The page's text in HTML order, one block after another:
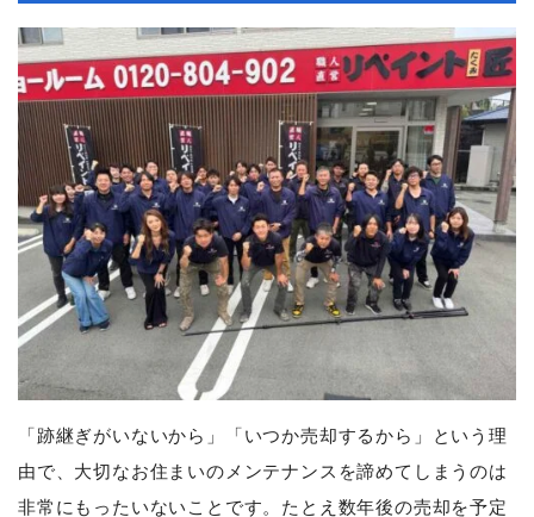
「跡継ぎがいないから」「いつか売却するから」という理
由で、大切なお住まいのメンテナンスを諦めてしまうのは
非常にもったいないことです。たとえ数年後の売却を予定